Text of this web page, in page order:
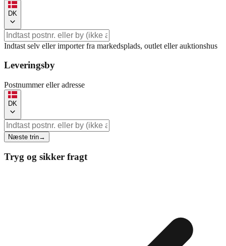
DK
Indtast selv eller importer fra markedsplads, outlet eller auktionshus
Leveringsby
Postnummer eller adresse
DK
Næste trin→
Tryg og sikker fragt